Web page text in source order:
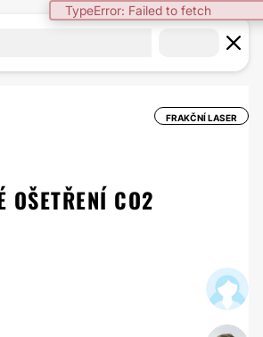
TypeError: Failed to fetch
FRAKČNÍ LASER
OŠETŘENÍ CO2